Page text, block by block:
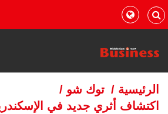
الرئيسية / توك شو /
اكتشاف أثري جديد في